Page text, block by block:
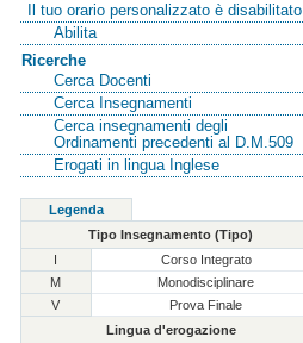
Il tuo orario personalizzato è disabilitato
Abilita
Ricerche
Cerca Docenti
Cerca Insegnamenti
Cerca insegnamenti degli
Ordinamenti precedenti al D.M.509
Erogati in lingua Inglese
Legenda
Tipo Insegnamento (Tipo)
I
Corso Integrato
M
Monodisciplinare
V
Prova Finale
Lingua d'erogazione